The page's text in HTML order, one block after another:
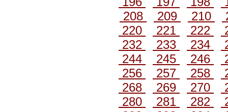
208
209 210
220
221 222
232
233 234
244
245 246
256
257 258
268
269 270
280
281 282